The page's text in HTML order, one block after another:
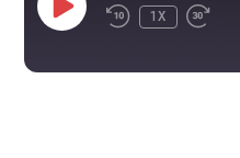
PLAY
EPISODE 1X